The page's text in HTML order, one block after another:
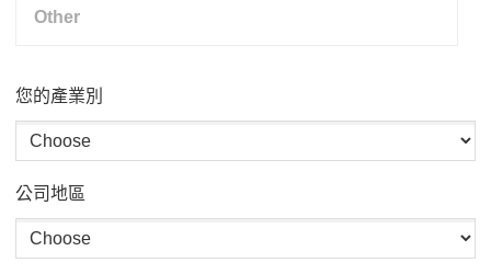
您的產業別
公司地區